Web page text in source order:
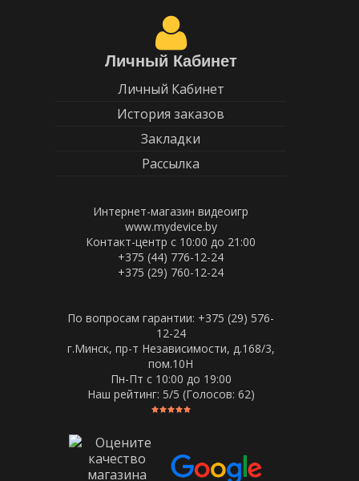
Личный Кабинет
Личный Кабинет
История заказов
Закладки
Рассылка
Интернет-магазин видеоигр
www.mydevice.by
Контакт-центр с 10:00 до 21:00
+375 (44) 776-12-24
+375 (29) 760-12-24
По вопросам гарантии: +375 (29) 576-
12-24
г.Минск, пр-т Независимости, д.168/3,
пом.10Н
Пн-Пт c 10:00 до 19:00
Наш рейтинг: 5/5 (Голосов: 62)